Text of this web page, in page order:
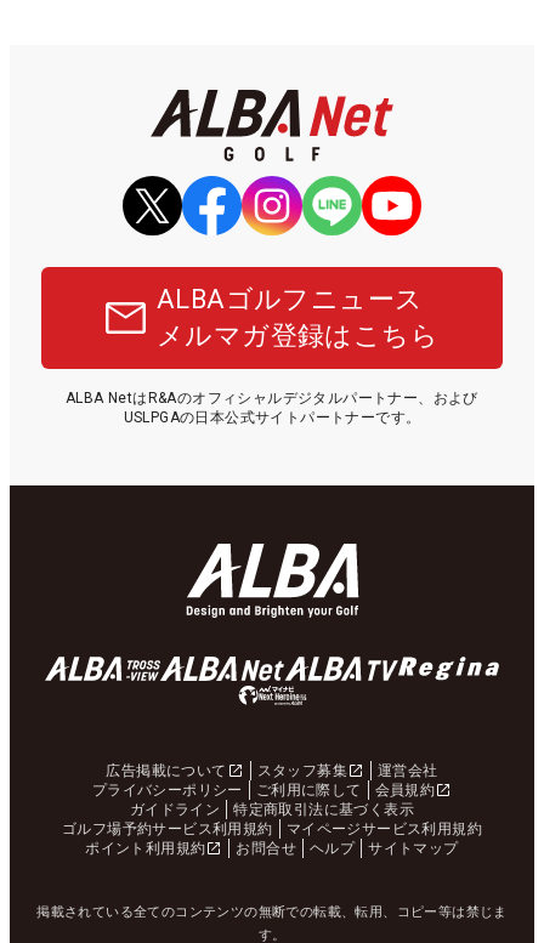
ALBAゴルフニュース
メルマガ登録はこちら
ALBA NetはR&Aのオフィシャルデジタルパートナー、および
USLPGAの日本公式サイトパートナーです。
広告掲載について スタッフ募集
運営会社
プライバシーポリシー
ご利用に際して
会員規約
ガイドライン
特定商取引法に基づく表示
ゴルフ場予約サービス利用規約
マイページサービス利用規約
ポイント利用規約
お問合せ ヘルプ サイトマップ
掲載されている全てのコンテンツの無断での転載、転用、コピー等は禁じま
す。